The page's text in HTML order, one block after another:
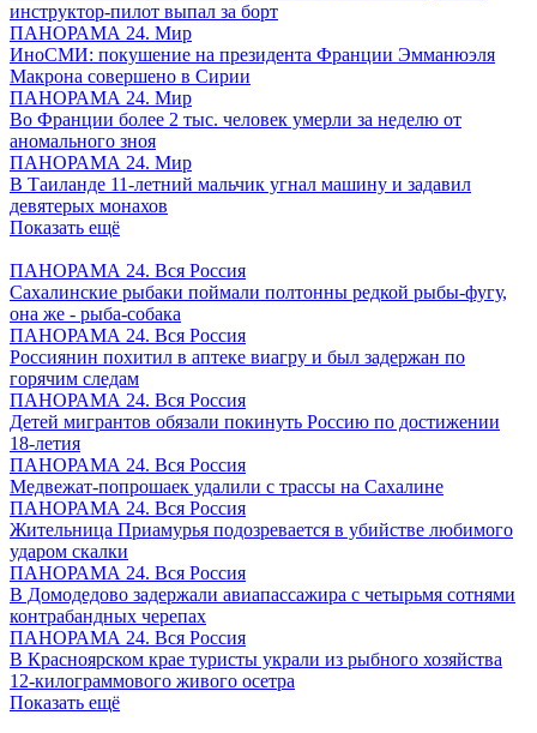
инструктор-пилот выпал за борт
ПАНОРАМА 24. Мир
ИноСМИ: покушение на президента Франции Эмманюэля
Макрона совершено в Сирии
ПАНОРАМА 24. Мир
Во Франции более 2 тыс. человек умерли за неделю от
аномального зноя
ПАНОРАМА 24. Мир
В Таиланде 11-летний мальчик угнал машину и задавил
девятерых монахов
Показать ещё
ПАНОРАМА 24. Вся Россия
Сахалинские рыбаки поймали полтонны редкой рыбы-фугу,
она же - рыба-собака
ПАНОРАМА 24. Вся Россия
Россиянин похитил в аптеке виагру и был задержан по
горячим следам
ПАНОРАМА 24. Вся Россия
Детей мигрантов обязали покинуть Россию по достижении
18-летия
ПАНОРАМА 24. Вся Россия
Медвежат-попрошаек удалили с трассы на Сахалине
ПАНОРАМА 24. Вся Россия
Жительница Приамурья подозревается в убийстве любимого
ударом скалки
ПАНОРАМА 24. Вся Россия
В Домодедово задержали авиапассажира с четырьмя сотнями
контрабандных черепах
ПАНОРАМА 24. Вся Россия
В Красноярском крае туристы украли из рыбного хозяйства
12-килограммового живого осетра
Показать ещё